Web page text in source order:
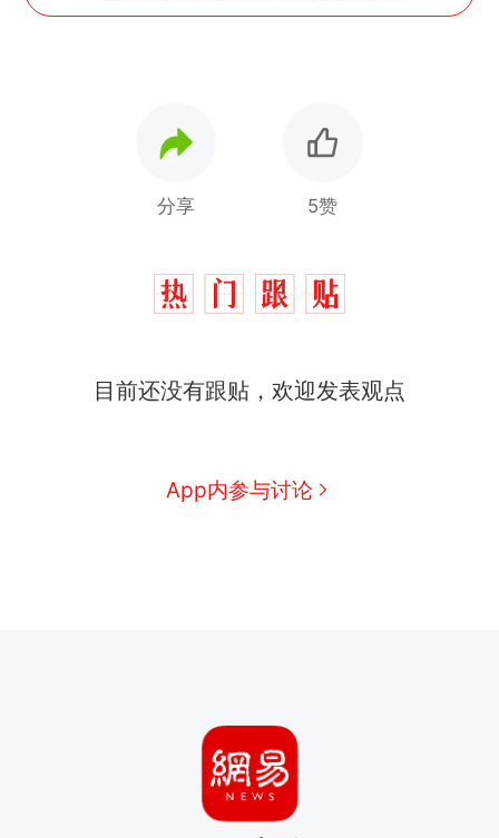
分享 5赞
目前还没有跟贴，欢迎发表观点
App内参与讨论